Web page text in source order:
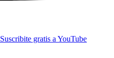
Suscribite gratis a YouTube